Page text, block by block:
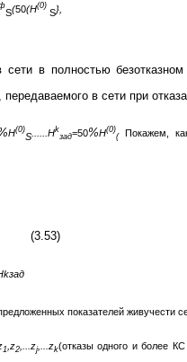
S(50(H(0)
S},
в полностью безотказном
в сети при
H(0)
S......Hk
зад=50%H(0)
( Покажем,
(3.53)
показателей живучести
1 ,z2,...zj,...zk(отказы одного и более КС